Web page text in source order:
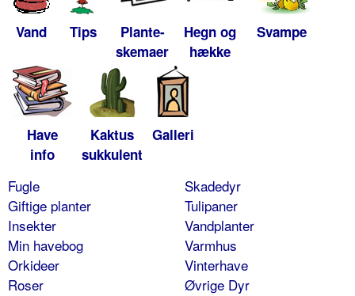
Vand Tips
Plante-
skemaer
Hegn og
hække
Svampe
Have
info
Kaktus
sukkulent
Galleri
Fugle
Giftige planter
Insekter
Min havebog
Orkideer
Roser
Skadedyr
Tulipaner
Vandplanter
Varmhus
Vinterhave
Øvrige Dyr